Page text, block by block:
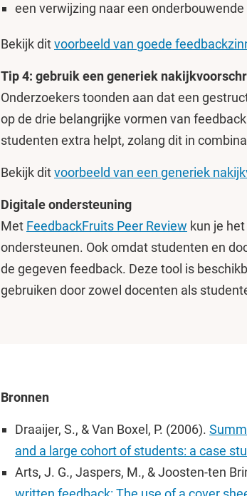
een verwijzing naar een onderbouwende
Bekijk ditvoorbeeld van goede
Tip 4: gebruik een generiek
Onderzoekers toonden aan dat een
op de drie belangrijke vormen van
studenten extra helpt, zolang dit in
Bekijk ditvoorbeeld van een generiek
Digitale ondersteuning
Met FeedbackFruits Peer Review kun je
ondersteunen. Ook omdat studenten en
de gegeven feedback. Deze tool is
gebruiken door zowel docenten als
Bronnen
Draaijer, S., & Van Boxel, P. (2006).
and a large cohort of students: a case
Arts, J. G., Jaspers, M., & Joosten-ten